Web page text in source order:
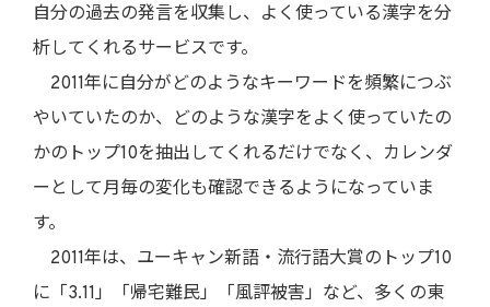
自分の過去の発言を収集し、よく使っている漢字を分
析してくれるサービスです。
2011年に自分がどのようなキーワードを頻繁につぶ
やいていたのか、どのような漢字をよく使っていたの
かのトップ10を抽出してくれるだけでなく、カレンダ
ーとして月毎の変化も確認できるようになっていま
す。
2011年は、ユーキャン新語・流行語大賞のトップ10
に「3.11」「帰宅難民」「風評被害」など、多くの東